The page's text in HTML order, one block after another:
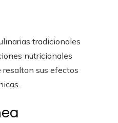
tradicionales
nutricionales
sus efectos